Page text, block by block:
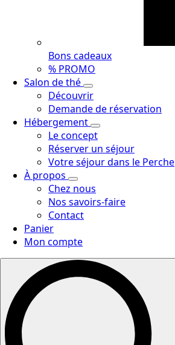
Bons cadeaux
% PROMO
Salon de thé
Découvrir
Demande de réservation
Hébergement
Le concept
Réserver un séjour
Votre séjour dans le Perche
À propos
Chez nous
Nos savoirs-faire
Contact
Panier
Mon compte